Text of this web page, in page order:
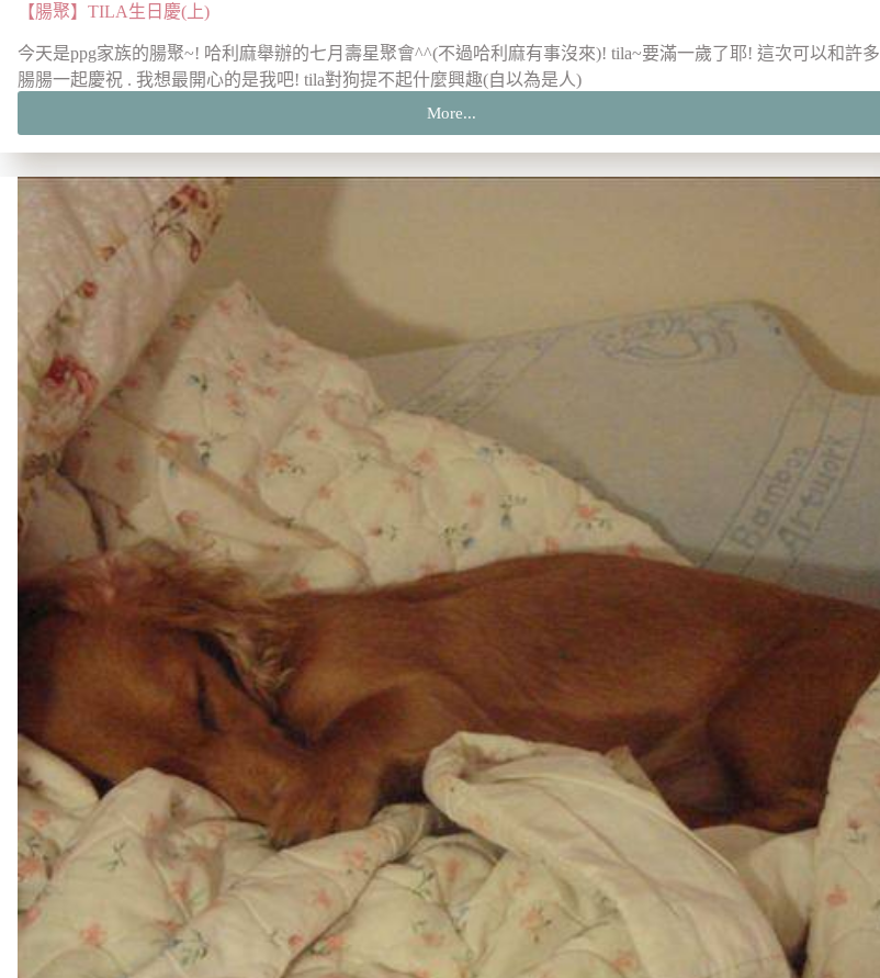
【腸聚】TILA生日慶(上)
今天是ppg家族的腸聚~! 哈利麻舉辦的七月壽星聚會^^(不過哈利麻有事沒來)! tila~要滿一歲了耶! 這次可以和許多
腸腸一起慶祝 . 我想最開心的是我吧! tila對狗提不起什麼興趣(自以為是人)
More...